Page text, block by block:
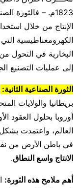
1823م. – فالثورة
الإنتاج من خلال
الكهرومغناطيسية
البخارية في التحول
إلى عمليات التصنيع
الثورة الصناعية الثانية:
بريطانيا والولايات
أوروبا بحلول العقود
العالم، واعتمدت
في باطن الأرض من
الانتاج واسع النطاق.
أهم ملامح هذه الثورة: